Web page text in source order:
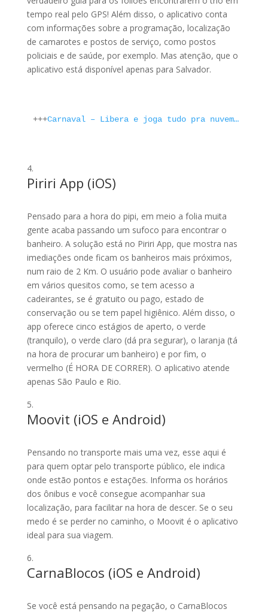
tempo real pelo GPS! Além disso, o aplicativo conta
com informações sobre a programação, localização
de camarotes e postos de serviço, como postos
policiais e de saúde, por exemplo. Mas atenção, que o
aplicativo está disponível apenas para Salvador.
+++Carnaval – Libera e joga tudo pra nuvem…
Piriri App (iOS)
Pensado para a hora do pipi, em meio a folia muita
gente acaba passando um sufoco para encontrar o
banheiro. A solução está no Piriri App, que mostra nas
imediações onde ficam os banheiros mais próximos,
num raio de 2 Km. O usuário pode avaliar o banheiro
em vários quesitos como, se tem acesso a
cadeirantes, se é gratuito ou pago, estado de
conservação ou se tem papel higiênico. Além disso, o
app oferece cinco estágios de aperto, o verde
(tranquilo), o verde claro (dá pra segurar), o laranja (tá
na hora de procurar um banheiro) e por fim, o
vermelho (É HORA DE CORRER). O aplicativo atende
apenas São Paulo e Rio.
Moovit (iOS e Android)
Pensando no transporte mais uma vez, esse aqui é
para quem optar pelo transporte público, ele indica
onde estão pontos e estações. Informa os horários
dos ônibus e você consegue acompanhar sua
localização, para facilitar na hora de descer. Se o seu
medo é se perder no caminho, o Moovit é o aplicativo
ideal para sua viagem.
CarnaBlocos (iOS e Android)
Se você está pensando na pegação, o CarnaBlocos